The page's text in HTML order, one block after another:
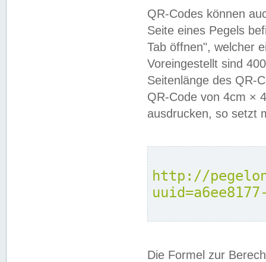
QR-Codes können
Seite eines Pegels
Tab öffnen", welcher
Voreingestellt sind
Seitenlänge des QR-
QR-Code von 4cm ×
ausdrucken, so setzt
http://
Die Formel zur